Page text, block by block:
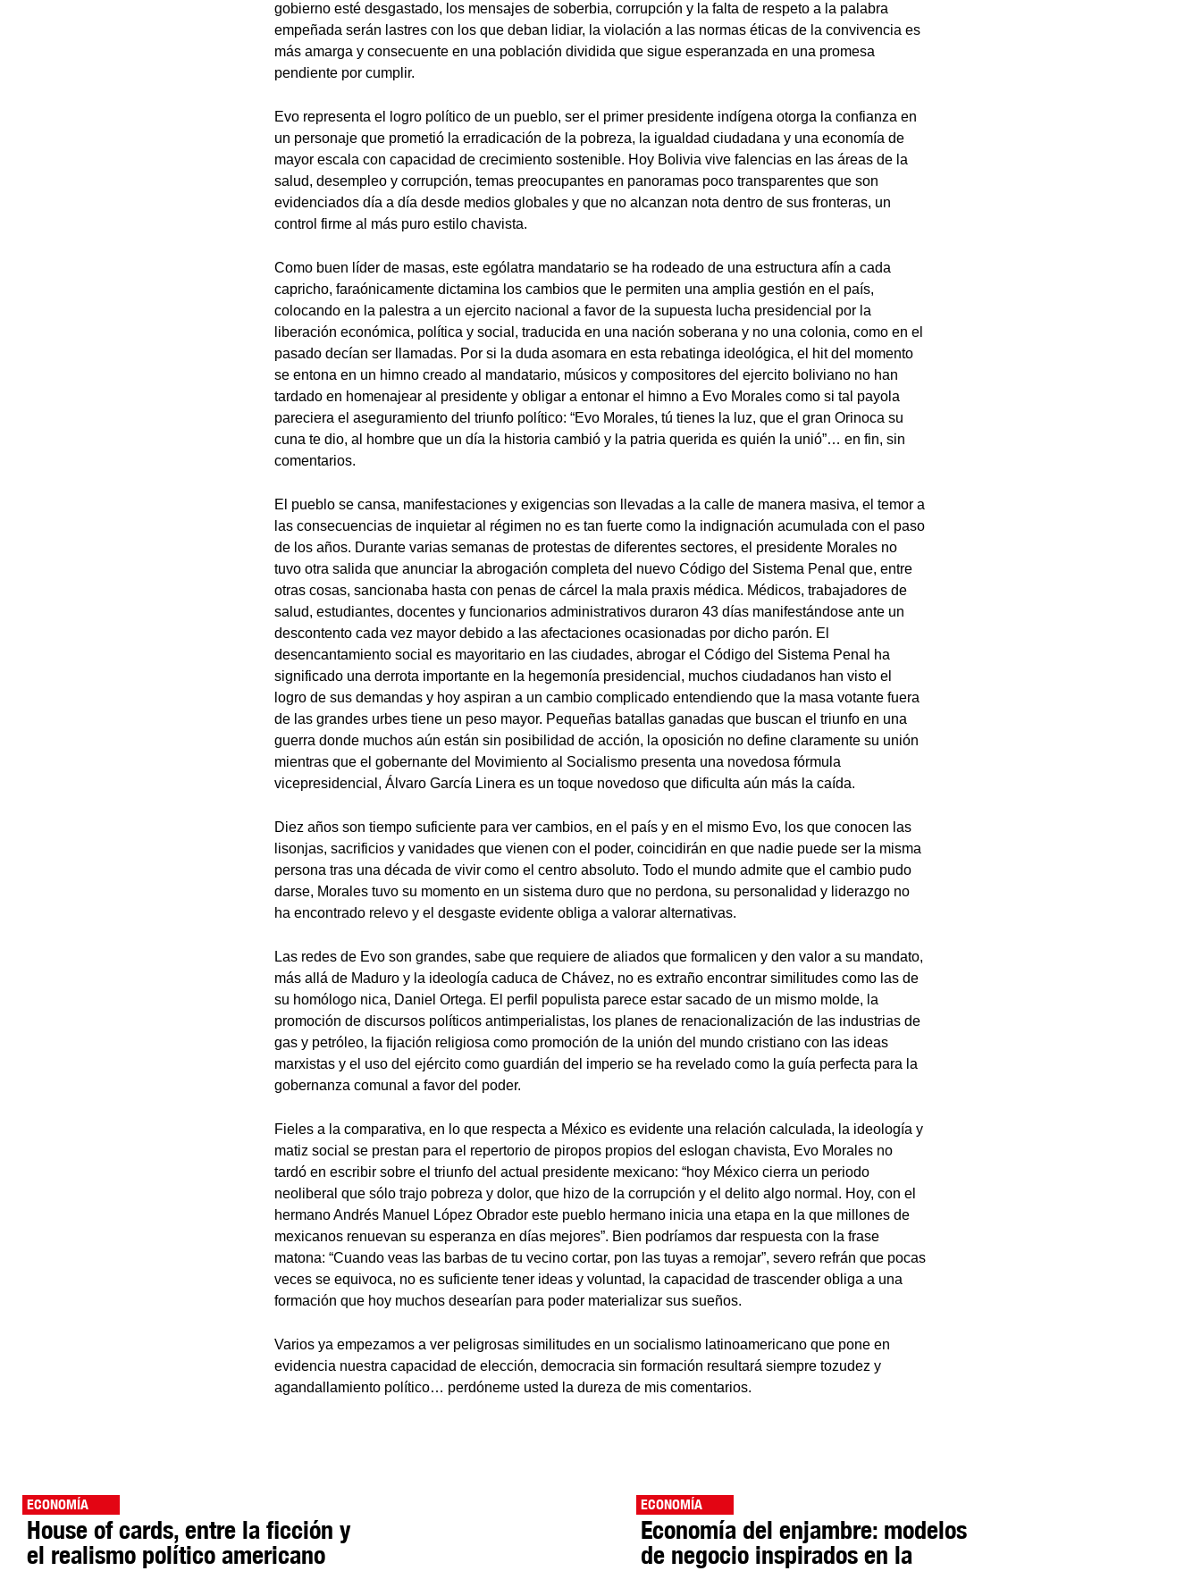
gobierno esté desgastado, los mensajes de soberbia, corrupción y la falta de respeto a la palabra
empeñada serán lastres con los que deban lidiar, la violación a las normas éticas de la convivencia es
más amarga y consecuente en una población dividida que sigue esperanzada en una promesa
pendiente por cumplir.
Evo representa el logro político de un pueblo, ser el primer presidente indígena otorga la confianza en
un personaje que prometió la erradicación de la pobreza, la igualdad ciudadana y una economía de
mayor escala con capacidad de crecimiento sostenible. Hoy Bolivia vive falencias en las áreas de la
salud, desempleo y corrupción, temas preocupantes en panoramas poco transparentes que son
evidenciados día a día desde medios globales y que no alcanzan nota dentro de sus fronteras, un
control firme al más puro estilo chavista.
Como buen líder de masas, este ególatra mandatario se ha rodeado de una estructura afín a cada
capricho, faraónicamente dictamina los cambios que le permiten una amplia gestión en el país,
colocando en la palestra a un ejercito nacional a favor de la supuesta lucha presidencial por la
liberación económica, política y social, traducida en una nación soberana y no una colonia, como en el
pasado decían ser llamadas. Por si la duda asomara en esta rebatinga ideológica, el hit del momento
se entona en un himno creado al mandatario, músicos y compositores del ejercito boliviano no han
tardado en homenajear al presidente y obligar a entonar el himno a Evo Morales como si tal payola
pareciera el aseguramiento del triunfo político: “Evo Morales, tú tienes la luz, que el gran Orinoca su
cuna te dio, al hombre que un día la historia cambió y la patria querida es quién la unió”… en fin, sin
comentarios.
El pueblo se cansa, manifestaciones y exigencias son llevadas a la calle de manera masiva, el temor a
las consecuencias de inquietar al régimen no es tan fuerte como la indignación acumulada con el paso
de los años. Durante varias semanas de protestas de diferentes sectores, el presidente Morales no
tuvo otra salida que anunciar la abrogación completa del nuevo Código del Sistema Penal que, entre
otras cosas, sancionaba hasta con penas de cárcel la mala praxis médica. Médicos, trabajadores de
salud, estudiantes, docentes y funcionarios administrativos duraron 43 días manifestándose ante un
descontento cada vez mayor debido a las afectaciones ocasionadas por dicho parón. El
desencantamiento social es mayoritario en las ciudades, abrogar el Código del Sistema Penal ha
significado una derrota importante en la hegemonía presidencial, muchos ciudadanos han visto el
logro de sus demandas y hoy aspiran a un cambio complicado entendiendo que la masa votante fuera
de las grandes urbes tiene un peso mayor. Pequeñas batallas ganadas que buscan el triunfo en una
guerra donde muchos aún están sin posibilidad de acción, la oposición no define claramente su unión
mientras que el gobernante del Movimiento al Socialismo presenta una novedosa fórmula
vicepresidencial, Álvaro García Linera es un toque novedoso que dificulta aún más la caída.
Diez años son tiempo suficiente para ver cambios, en el país y en el mismo Evo, los que conocen las
lisonjas, sacrificios y vanidades que vienen con el poder, coincidirán en que nadie puede ser la misma
persona tras una década de vivir como el centro absoluto. Todo el mundo admite que el cambio pudo
darse, Morales tuvo su momento en un sistema duro que no perdona, su personalidad y liderazgo no
ha encontrado relevo y el desgaste evidente obliga a valorar alternativas.
Las redes de Evo son grandes, sabe que requiere de aliados que formalicen y den valor a su mandato,
más allá de Maduro y la ideología caduca de Chávez, no es extraño encontrar similitudes como las de
su homólogo nica, Daniel Ortega. El perfil populista parece estar sacado de un mismo molde, la
promoción de discursos políticos antimperialistas, los planes de renacionalización de las industrias de
gas y petróleo, la fijación religiosa como promoción de la unión del mundo cristiano con las ideas
marxistas y el uso del ejército como guardián del imperio se ha revelado como la guía perfecta para la
gobernanza comunal a favor del poder.
Fieles a la comparativa, en lo que respecta a México es evidente una relación calculada, la ideología y
matiz social se prestan para el repertorio de piropos propios del eslogan chavista, Evo Morales no
tardó en escribir sobre el triunfo del actual presidente mexicano: “hoy México cierra un periodo
neoliberal que sólo trajo pobreza y dolor, que hizo de la corrupción y el delito algo normal. Hoy, con el
hermano Andrés Manuel López Obrador este pueblo hermano inicia una etapa en la que millones de
mexicanos renuevan su esperanza en días mejores”. Bien podríamos dar respuesta con la frase
matona: “Cuando veas las barbas de tu vecino cortar, pon las tuyas a remojar”, severo refrán que pocas
veces se equivoca, no es suficiente tener ideas y voluntad, la capacidad de trascender obliga a una
formación que hoy muchos desearían para poder materializar sus sueños.
Varios ya empezamos a ver peligrosas similitudes en un socialismo latinoamericano que pone en
evidencia nuestra capacidad de elección, democracia sin formación resultará siempre tozudez y
agandallamiento político… perdóneme usted la dureza de mis comentarios.
ECONOMÍA
House of cards, entre la ficción y
el realismo político americano
ECONOMÍA
Economía del enjambre: modelos
de negocio inspirados en la